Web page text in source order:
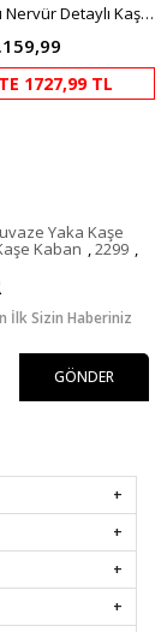
Yakası Kürklü Nervür Detaylı Kaşe Kaban Antrasit HM2576
1727,99 TL
Yaka Kaşe
Kaban 2299
İlk Sizin Haberiniz
GÖNDER